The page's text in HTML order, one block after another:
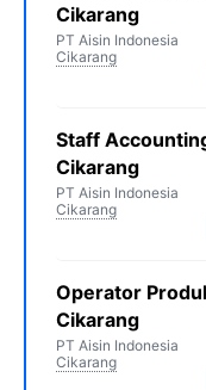
Cikarang
PT Aisin Indonesia
Cikarang
Staff
Cikarang
PT Aisin Indonesia
Cikarang
Operator
Cikarang
PT Aisin Indonesia
Cikarang